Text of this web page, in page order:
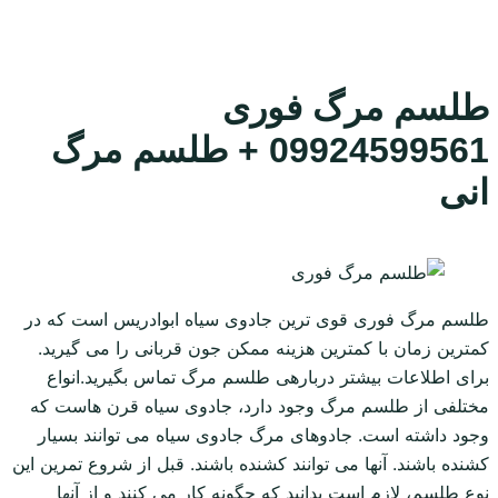
طلسم مرگ فوری
09924599561 + طلسم مرگ
انی
طلسم مرگ فوری قوی ترین جادوی سیاه ابوادریس است که در
کمترین زمان با کمترین هزینه ممکن جون قربانی را می گیرید.
برای اطلاعات بیشتر دربارهی طلسم مرگ تماس بگیرید.انواع
مختلفی از طلسم مرگ وجود دارد، جادوی سیاه قرن هاست که
وجود داشته است. جادوهای مرگ جادوی سیاه می توانند بسیار
کشنده باشند. آنها می توانند کشنده باشند. قبل از شروع تمرین این
نوع طلسم، لازم است بدانید که چگونه کار می کنند و از آنها